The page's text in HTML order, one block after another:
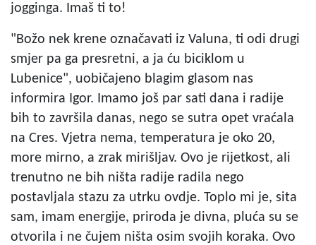
jogginga. Imaš ti to!
"Božo nek krene označavati iz Valuna, ti odi drugi
smjer pa ga presretni, a ja ću biciklom u
Lubenice", uobičajeno blagim glasom nas
informira Igor. Imamo još par sati dana i radije
bih to završila danas, nego se sutra opet vraćala
na Cres. Vjetra nema, temperatura je oko 20,
more mirno, a zrak mirišljav. Ovo je rijetkost, ali
trenutno ne bih ništa radije radila nego
postavljala stazu za utrku ovdje. Toplo mi je, sita
sam, imam energije, priroda je divna, pluća su se
otvorila i ne čujem ništa osim svojih koraka. Ovo